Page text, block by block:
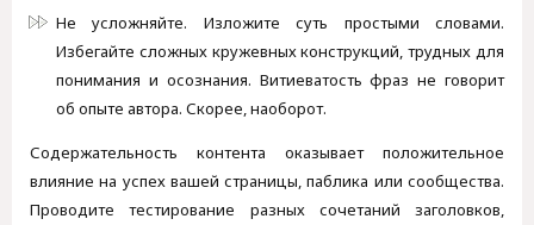
Не усложняйте. Изложите суть простыми словами.
Избегайте сложных кружевных конструкций, трудных для
понимания и осознания. Витиеватость фраз не говорит
об опыте автора. Скорее, наоборот.
Содержательность контента оказывает положительное
влияние на успех вашей страницы, паблика или сообщества.
Проводите тестирование разных сочетаний заголовков,